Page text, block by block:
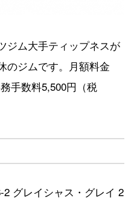
ジム大手ティップネスが
のジムです。月額料金
手数料5,500円（税
グレイシャス・グレイ 2